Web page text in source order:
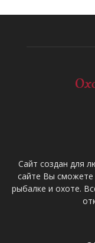
Сайт создан для
сайте Вы
рыбалке и охоте.